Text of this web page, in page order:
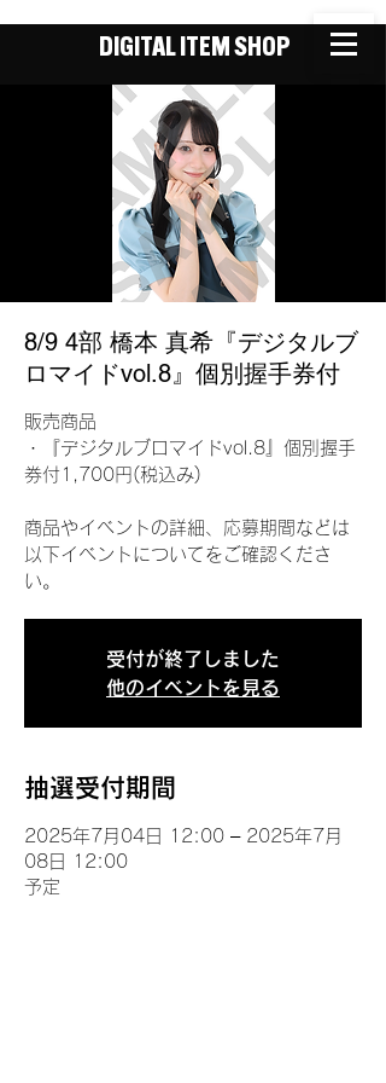
DIGITAL ITEM SHOP
8/9 4部 橋本 真希『デジタルブ
ロマイドvol.8』個別握手券付
販売商品
・『デジタルブロマイドvol.8』個別握手
券付1,700円(税込み)
商品やイベントの詳細、応募期間などは
以下イベントについてをご確認くださ
い。
受付が終了しました
他のイベントを見る
抽選受付期間
2025年7月04日 12:00 – 2025年7月
08日 12:00
予定